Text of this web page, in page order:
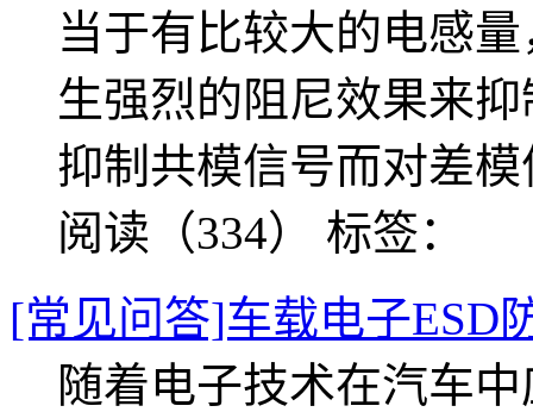
当于有比较大的电感
生强烈的阻尼效果来
抑制共模信号而对差
阅读（334） 标签：
[常见问答]车载电子ESD
随着电子技术在汽车